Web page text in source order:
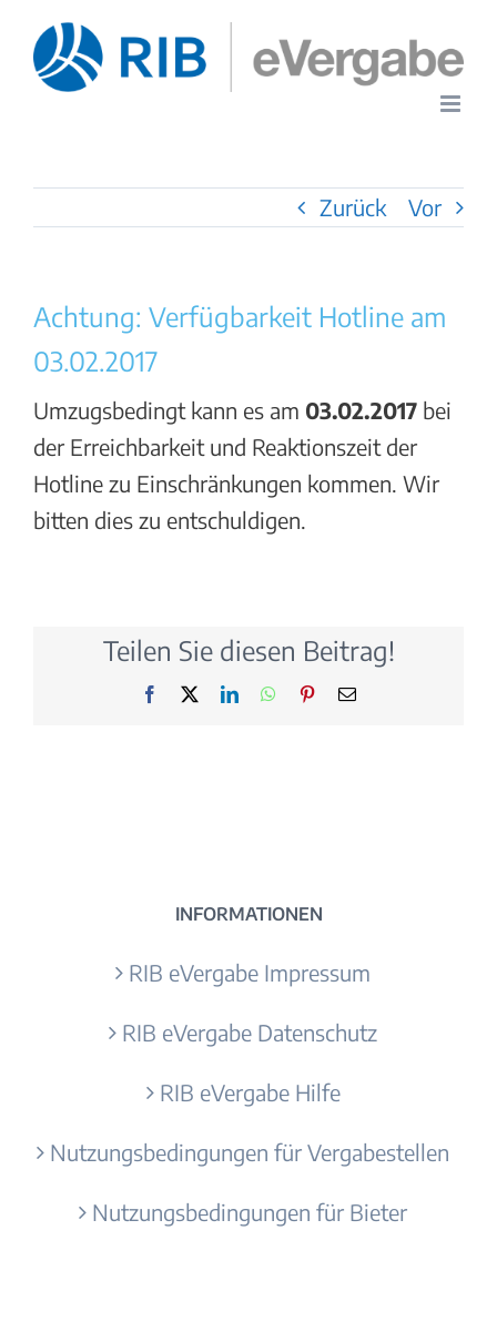
Inhalt
springen
Zurück Vor
Achtung: Verfügbarkeit Hotline am
03.02.2017
Umzugsbedingt kann es am 03.02.2017 bei
der Erreichbarkeit und Reaktionszeit der
Hotline zu Einschränkungen kommen. Wir
bitten dies zu entschuldigen.
Teilen Sie diesen Beitrag!
Facebook LinkedInWhatsApp
Pinterest
E-
INFORMATIONEN
RIB eVergabe Impressum
RIB eVergabe Datenschutz
RIB eVergabe Hilfe
Nutzungsbedingungen für Vergabestellen
Nutzungsbedingungen für Bieter